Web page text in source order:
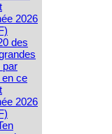
2026
des
par
ce
2026